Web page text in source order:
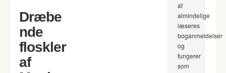
Dræbe
nde
floskler
af
af
almindelige
læseres
boganmeldelser
og
fungerer
som